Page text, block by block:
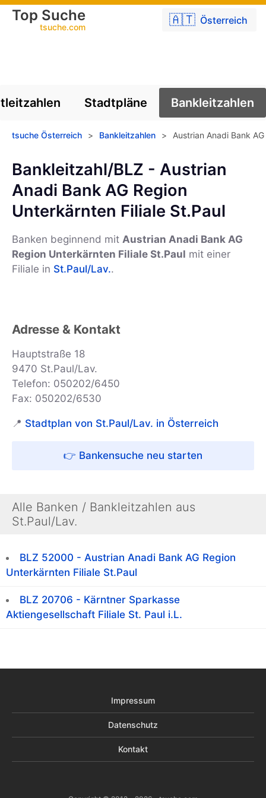
🇦🇹 Österreich
Top Suche
tsuche.com
Stadtpläne Bankleitzahlen
tsuche Österreich > Bankleitzahlen > Austrian Anadi Bank
Bankleitzahl/BLZ - Austrian
Anadi Bank AG Region
Unterkärnten Filiale St.Paul
Banken beginnend mit Austrian Anadi Bank AG
Region Unterkärnten Filiale St.Paul mit einer
Filiale in St.Paul/Lav..
Adresse & Kontakt
Hauptstraße 18
9470 St.Paul/Lav.
Telefon: 050202/6450
Fax: 050202/6530
📍 Stadtplan von St.Paul/Lav. in Österreich
👉 Bankensuche neu starten
Alle Banken / Bankleitzahlen aus
St.Paul/Lav.
BLZ 52000 - Austrian Anadi Bank AG Region
Unterkärnten Filiale St.Paul
BLZ 20706 - Kärntner Sparkasse
Aktiengesellschaft Filiale St. Paul i.L.
Impressum
Datenschutz
Kontakt